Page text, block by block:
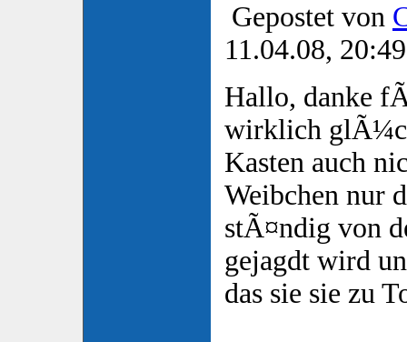
Gepostet von
11.04.08, 20:49
Hallo, danke
wirklich
Kasten auch
Weibchen nur
stÃ¤ndig von
gejagdt wird
das sie sie zu